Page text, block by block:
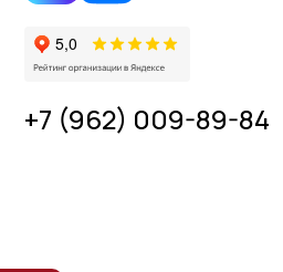
+7 (962) 009-89-84